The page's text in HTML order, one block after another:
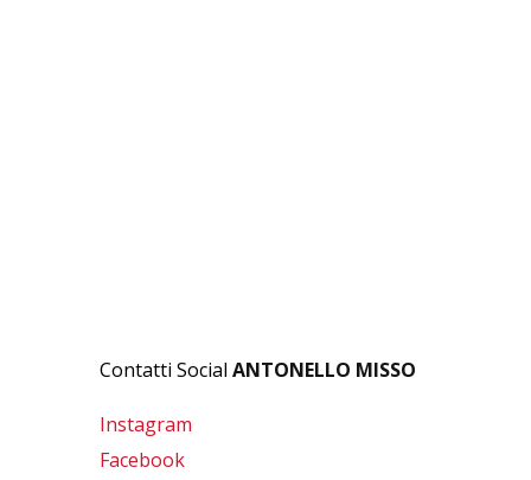
Contatti Social ANTONELLO MISSO
Instagram
Facebook